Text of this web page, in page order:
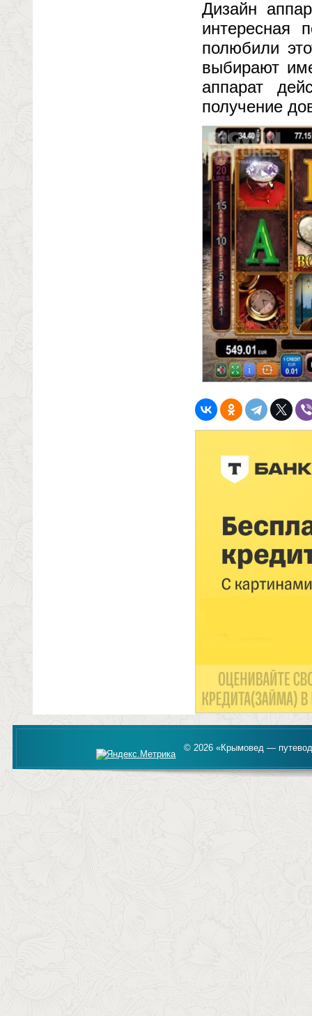
Дизайн
интересная
полюбили
выбирают
аппарат
получение
© 2026 «Крымовед —